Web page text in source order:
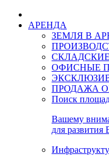
АРЕНДА
ЗЕМЛЯ В
ОФИСНЫЕ
ПРОДАЖА
Поиск
Вашему
для развития